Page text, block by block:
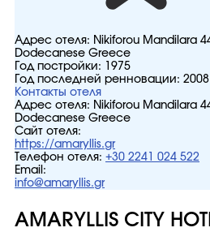
Адрес отеля: Nikiforou Mandilara
Dodecanese Greece
Год постройки:
1975
Год последней ренновации: 2008
Контакты отеля
Адрес отеля: Nikiforou Mandilara
Dodecanese Greece
Сайт отеля:
https://amaryllis.gr
Телефон отеля: +30 2241 024 522
Email:
info@amaryllis.gr
AMARYLLIS CITY